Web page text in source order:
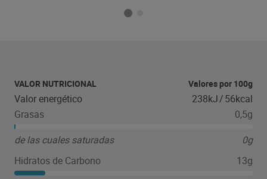
VALOR NUTRICIONAL Valores por 100g
Valor energético 238kJ/56kcal
Grasas
0,5g
de las cuales saturadas
0g
Hidratos de Carbono
13g